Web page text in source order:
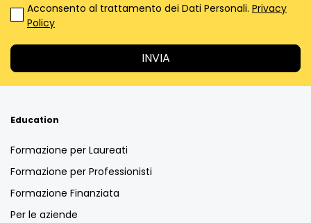
Acconsento al trattamento dei Dati Personali. Privacy
Policy
Education
Formazione per Laureati
Formazione per Professionisti
Formazione Finanziata
Per le aziende